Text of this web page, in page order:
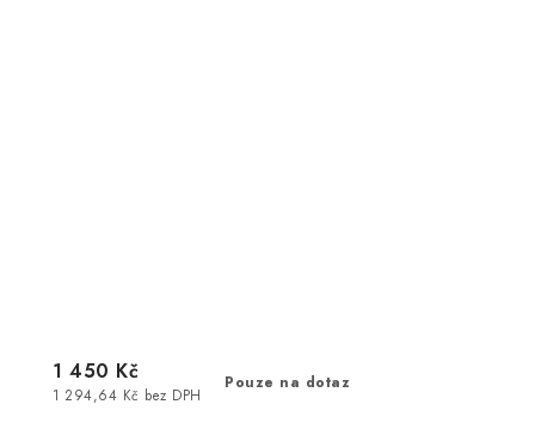
Pouze na dotaz
1 294,64 Kč bez DPH
1 450 Kč